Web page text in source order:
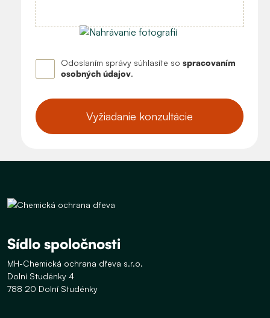
Odoslaním správy súhlasíte so spracovaním
osobných údajov.
Vyžiadanie konzultácie
Sídlo spoločnosti
MH-Chemická ochrana dřeva s.r.o.
Dolní Studénky 4
788 20 Dolní Studénky